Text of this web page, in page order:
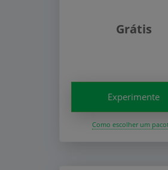
Grátis
Experimente
Como escolher um